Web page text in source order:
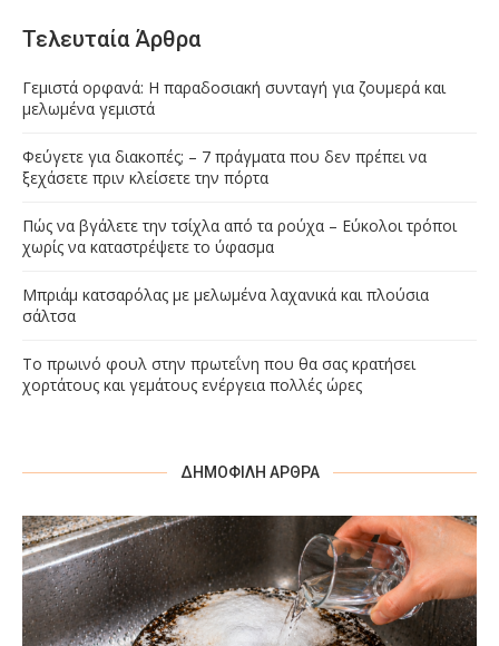
Τελευταία Άρθρα
Γεμιστά ορφανά: Η παραδοσιακή συνταγή για ζουμερά και
μελωμένα γεμιστά
Φεύγετε για διακοπές; – 7 πράγματα που δεν πρέπει να
ξεχάσετε πριν κλείσετε την πόρτα
Πώς να βγάλετε την τσίχλα από τα ρούχα – Εύκολοι τρόποι
χωρίς να καταστρέψετε το ύφασμα
Μπριάμ κατσαρόλας με μελωμένα λαχανικά και πλούσια
σάλτσα
Το πρωινό φουλ στην πρωτεΐνη που θα σας κρατήσει
χορτάτους και γεμάτους ενέργεια πολλές ώρες
ΔΗΜΟΦΙΛΉ ΆΡΘΡΑ